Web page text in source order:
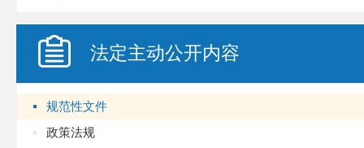
法定主动公开内容
规范性文件
政策法规